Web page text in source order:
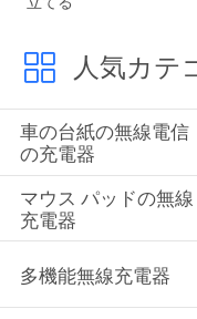
人気カテ
車の台紙の無線電信
の充電器
マウス パッドの無線
充電器
多機能無線充電器